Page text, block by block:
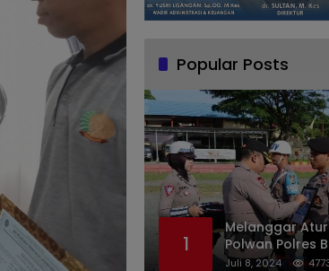
Popular Posts
1
Melanggar
Polwan Polres
Diberhentikan
Juli 8, 2024